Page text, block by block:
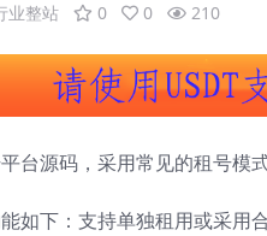
业整站 0 0 210
台源码，采用常见的租号模
如下：支持单独租用或采用